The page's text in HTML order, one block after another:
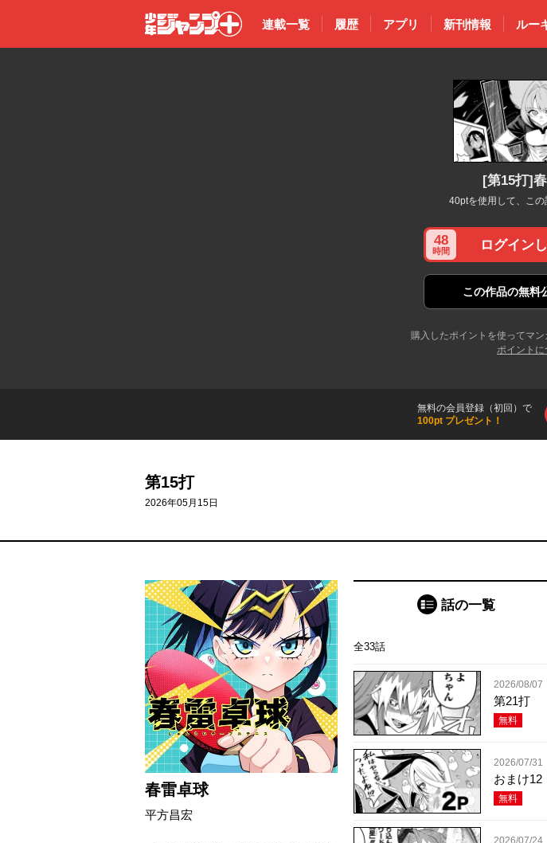
少年ジャン
連載一覧 履歴 アプリ 新刊情報 ルー
[第15打]
40ptを使用して、この
48
時間 ログイン
この作品の無料
購入したポイントを使ってマン
ポイントに
無料の会員登録（初回）で
100pt プレゼント！
第15打
2026年05月15日
春雷卓球
平方昌宏
話の一覧
全33話
2026/08/07
第21打
無料
2026/07/31
おまけ12
無料